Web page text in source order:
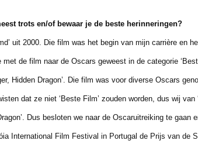
trots en/of bewaar je de beste herinneringen?
uit 2000. Die film was het begin van mijn carrière en
de film naar de Oscars geweest in de categorie
Dragon’. Die film was voor diverse Oscars
dat ze niet ‘Beste Film’ zouden worden, dus wij van
Dus besloten we naar de Oscaruitreiking te gaan
Film Festival in Portugal de Prijs van de